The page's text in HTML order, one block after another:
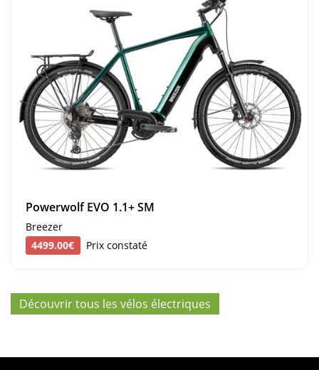
Powerwolf EVO 1.1+ SM
Breezer
4499.00€
Prix constaté
Découvrir tous les vélos électriques